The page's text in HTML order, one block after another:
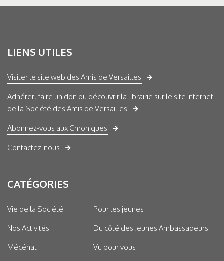
LIENS UTILES
Visiter le site web des Amis de Versailles
Adhérer, faire un don ou découvrir la librairie sur le site internet
de la Société des Amis de Versailles
Abonnez-vous aux Chroniques
Contactez-nous
CATÉGORIES
Vie de la Société
Nos Activités
Mécénat
Pour les jeunes
Du côté des Jeunes Ambassadeurs
Vu pour vous